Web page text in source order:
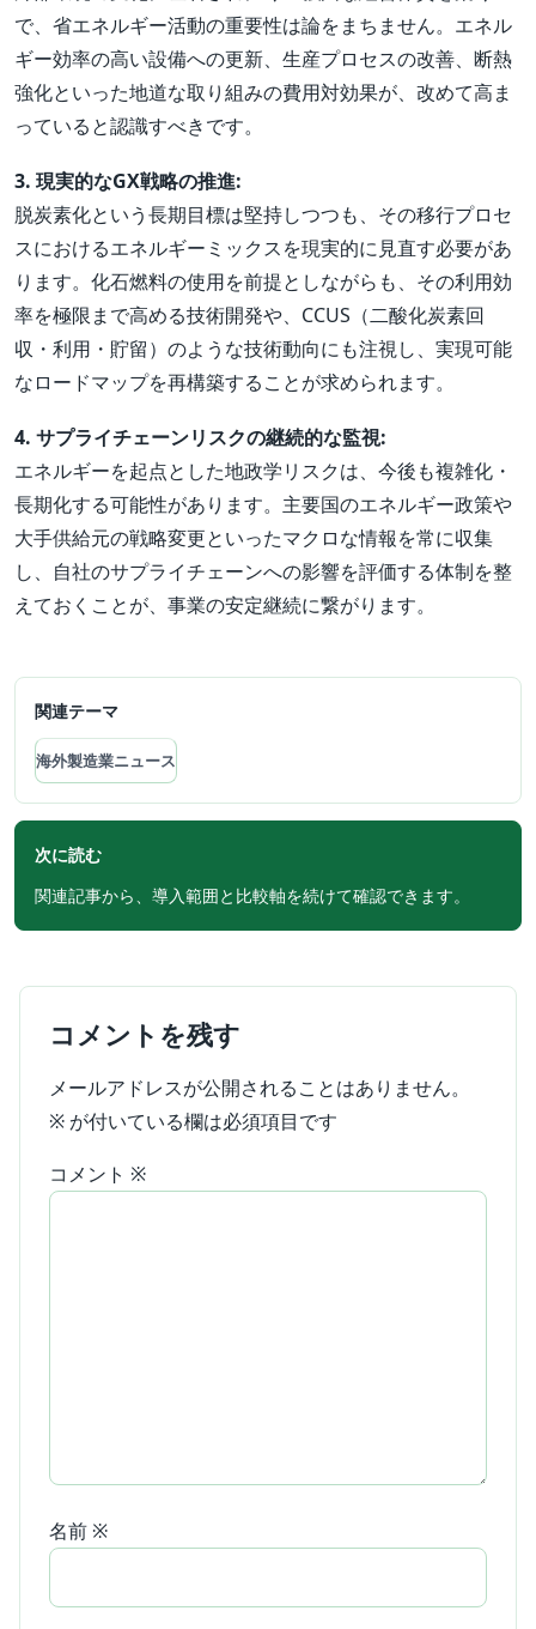
で、省エネルギー活動の重要性は論をまちません。エネル
ギー効率の高い設備への更新、生産プロセスの改善、断熱
強化といった地道な取り組みの費用対効果が、改めて高ま
っていると認識すべきです。
3. 現実的なGX戦略の推進:
脱炭素化という長期目標は堅持しつつも、その移行プロセ
スにおけるエネルギーミックスを現実的に見直す必要があ
ります。化石燃料の使用を前提としながらも、その利用効
率を極限まで高める技術開発や、CCUS（二酸化炭素回
収・利用・貯留）のような技術動向にも注視し、実現可能
なロードマップを再構築することが求められます。
4. サプライチェーンリスクの継続的な監視:
エネルギーを起点とした地政学リスクは、今後も複雑化・
長期化する可能性があります。主要国のエネルギー政策や
大手供給元の戦略変更といったマクロな情報を常に収集
し、自社のサプライチェーンへの影響を評価する体制を整
えておくことが、事業の安定継続に繋がります。
関連テーマ
海外製造業ニュース
次に読む
関連記事から、導入範囲と比較軸を続けて確認できます。
コメントを残す
メールアドレスが公開されることはありません。
※ が付いている欄は必須項目です
コメント ※
名前 ※